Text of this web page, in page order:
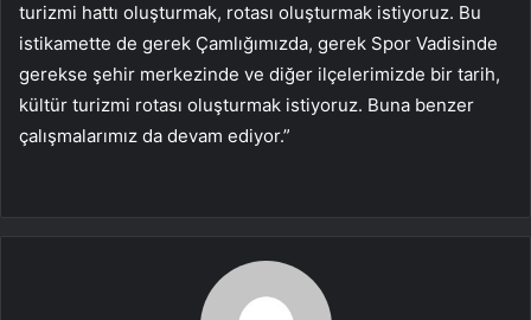
turizmi hattı oluşturmak, rotası oluşturmak istiyoruz. Bu
istikamette de gerek Çamlığımızda, gerek Spor Vadisinde
gerekse şehir merkezinde ve diğer ilçelerimizde bir tarih,
kültür turizmi rotası oluşturmak istiyoruz. Buna benzer
çalışmalarımız da devam ediyor.”